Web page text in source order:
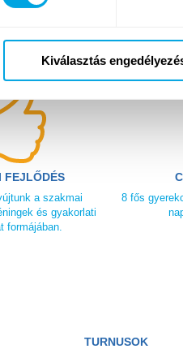
Kiválasztás
FEJLŐDÉS
a szakmai
és gyakorlati
formájában.
8 fős
TURNUSOK